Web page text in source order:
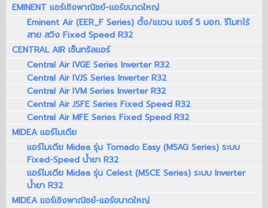
EMINENT แอร์เชิงพาณิชย์-แอร์ขนาดใหญ่
Eminent Air (EER_F Series) ตั้ง/แขวน เบอร์ 5 มอก. รีโมทไร้
สาย สวิง Fixed Speed R32
CENTRAL AIR เซ็นทรัลแอร์
Central Air IVGE Series Inverter R32
Central Air IVJS Series Inverter R32
Central Air IVM Series Inverter R32
Central Air JSFE Series Fixed Speed R32
Central Air MFE Series Fixed Speed R32
MIDEA แอร์ไมเดีย
แอร์ไมเดีย Midea รุ่น Tornado Easy (MSAG Series) ระบบ
Fixed-Speed น้ำยา R32
แอร์ไมเดีย Midea รุ่น Celest (MSCE Series) ระบบ Inverter
น้ำยา R32
MIDEA แอร์เชิงพาณิชย์-แอร์ขนาดใหญ่